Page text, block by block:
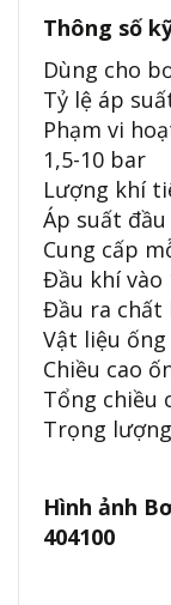
Thông số
Dùng cho
Tỷ lệ áp
Phạm vi
1,5-10 bar
Lượng khí
Áp suất
Cung cấp
Đầu khí vào
Đầu ra chất
Vật liệu
Chiều cao
Tổng chiều
Trọng
Hình ảnh
404100